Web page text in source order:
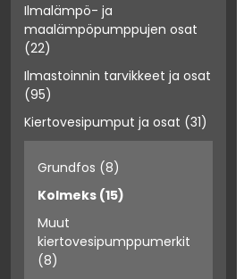
Ilmalämpö- ja
maalämpöpumppujen osat
(22)
Ilmastoinnin tarvikkeet ja osat
(95)
Kiertovesipumput ja osat (31)
Grundfos (8)
Kolmeks (15)
Muut
kiertovesipumppumerkit
(8)